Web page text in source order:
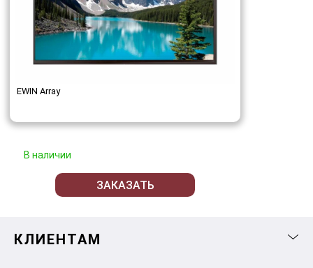
EWIN Array
В наличии
ЗАКАЗАТЬ
КЛИЕНТАМ